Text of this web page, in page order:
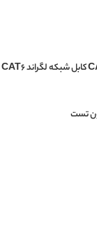
کابل شبکه لگراند CAT6 SFTP کابل شبکه لگراند CAT6 SFTP کابل شبکه لگراند CAT6